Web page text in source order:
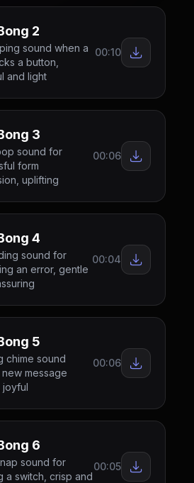
2
sound when a
a button,
and light
00:10
3
sound for
form
uplifting
00:06
4
sound for
an error, gentle
00:04
5
chime sound
message
joyful
00:06
6
sound for
a switch, crisp and
00:05